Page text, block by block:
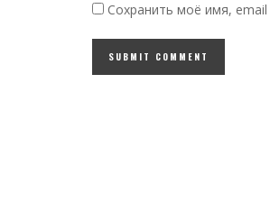
Сохранить моё имя,